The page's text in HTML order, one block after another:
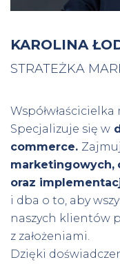
KAROLINA
STRATEŻKA
Specjalizuje się w
commerce.
marketingowych,
oraz
i dba o to, aby
naszych klientów
z założeniami.
Dzięki